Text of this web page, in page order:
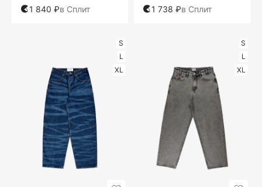
1 840 ₽в Сплит
1 738 ₽в Сплит
S
L
XL
S
L
XL